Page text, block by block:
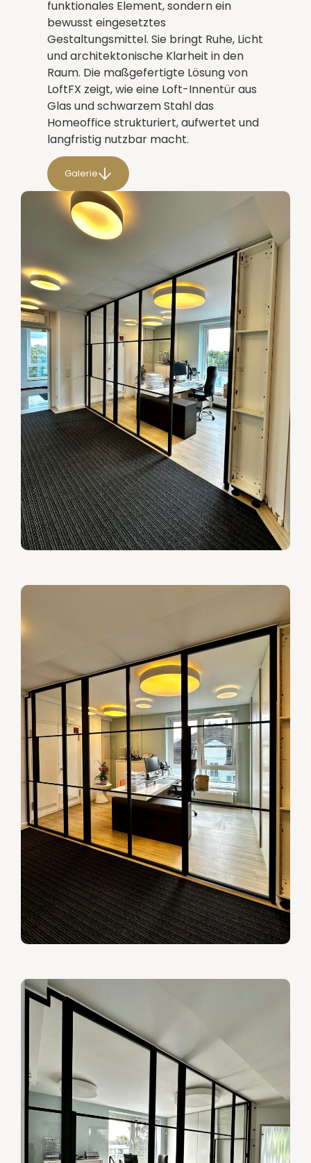
funktionales Element, sondern ein
bewusst eingesetztes
Gestaltungsmittel. Sie bringt Ruhe, Licht
und architektonische Klarheit in den
Raum. Die maßgefertigte Lösung von
LoftFX zeigt, wie eine Loft-Innentür aus
Glas und schwarzem Stahl das
Homeoffice strukturiert, aufwertet und
langfristig nutzbar macht.
Galerie